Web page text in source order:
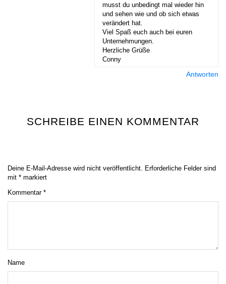
musst du unbedingt mal wieder hin
und sehen wie und ob sich etwas
verändert hat.
Viel Spaß euch auch bei euren
Unternehmungen.
Herzliche Grüße
Conny
Antworten
SCHREIBE EINEN KOMMENTAR
Deine E-Mail-Adresse wird nicht veröffentlicht.
Erforderliche Felder sind
mit * markiert
Kommentar *
Name